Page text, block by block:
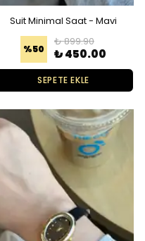
Suit Minimal Saat - Mavi
%50
₺ 899.90
₺ 450.00
SEPETE EKLE